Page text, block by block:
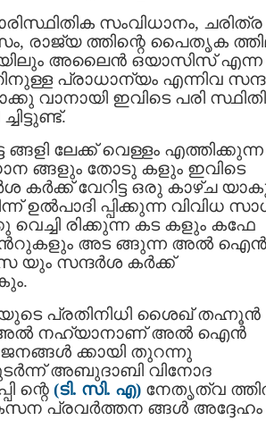
സംവിധാനം, ചരിത്ര
രാജ്യ ത്തിന്റെ പൈതൃക
യിലും അലൈന്‍ ഒയാസിസ് എന്ന
പ്രാധാന്യം എന്നിവ
വാനായി ഇവിടെ പരി സ്ഥിതി
ലേക്ക് വെള്ളം എത്തിക്കുന്ന
ങ്ങളും തോടു കളും ഇവിടെ
കര്‍ക്ക് വേറിട്ട ഒരു കാഴ്ച
ഉല്‍പാദി പ്പിക്കുന്ന വിവിധ
വെച്ചി രിക്കുന്ന കട കളും കഫേ
അട ങ്ങുന്ന അല്‍ ഐന്‍
യും സന്ദര്‍ശ കര്‍ക്ക്
പ്രതിനിധി ശൈഖ് തഹ്നൂന്‍
അല്‍ നഹ്യാനാണ് അല്‍ ഐന്‍
ജനങ്ങള്‍ ക്കായി തുറന്നു
അബുദാബി വിനോദ
ന്റെ (ടി. സി. എ) നേതൃത്വ
പ്രവര്‍ത്തന ങ്ങള്‍ അദ്ദേഹം